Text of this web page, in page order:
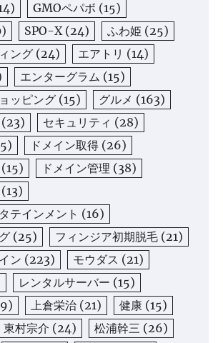
GMOペパボ (15)
SPO-X(24) ふわ姫 (25)
ング (24) エアトリ (14)
エンターグラム (15)
ッピング (15) グルメ (163)
(23) セキュリティ (28)
ドメイン取得 (26)
(15) ドメイン管理 (38)
(13)
テインメント (16)
(25) フィンジア初期脱毛 (21)
ン (223) モウダス (21)
レンタルサーバー (15)
上倉栄治 (21) 健康 (15)
東村宗介 (24) 松浦幹三 (26)